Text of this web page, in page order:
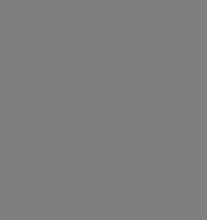
bryła została "ubrana" w
przestrzeń
podjąć kluczowe decyzje
oczywiście strefa kuchenno-
sprzętem będzie